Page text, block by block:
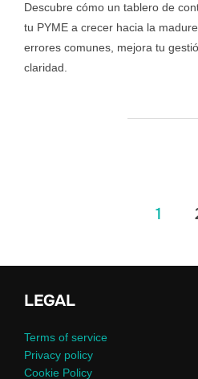
Descubre cómo un tablero de
tu PYME a crecer hacia la
errores comunes, mejora tu
claridad.
1
LEGAL
Terms of service
Privacy policy
Cookie Policy